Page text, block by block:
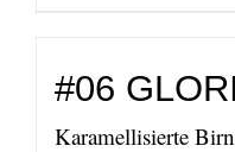
#06
Karamellisierte